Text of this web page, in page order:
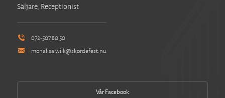
Säljare, Receptionist
072-507 80 50
monalisa.wiik@skordefest.nu
Vår Facebook